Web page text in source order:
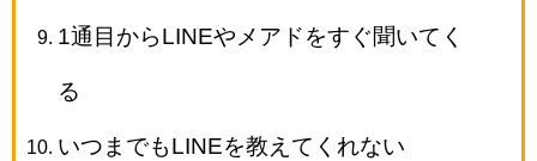
1通目からLINEやメアドをすぐ聞いてく
る
いつまでもLINEを教えてくれない